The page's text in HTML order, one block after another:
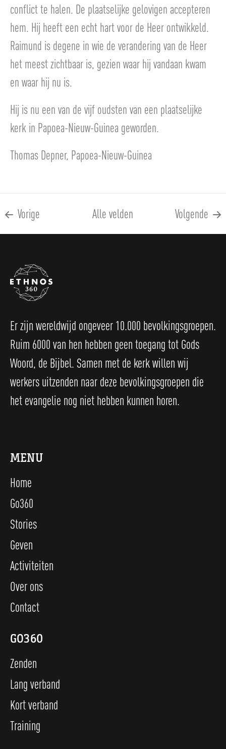
conflict te halen. De plaatselijke gelovigen accepteren
hem. Hij heeft een echt hart voor de Heer ontwikkeld.
Raimund is degene in wie de verandering van de Heer
het meest zichtbaar is, gezien waar hij vandaan kwam
en waar hij nu is.
Hij is nu een van de vijf oudsten van een plaatselijke
kerk in Papoea-Nieuw-Guinea geworden.
Thomas Depner, Papoea-Nieuw-Guinea
Vorige Alle velden Volgende
Er zijn wereldwijd ongeveer 10.000 bevolkingsgroepen.
Ruim 6000 van hen hebben geen toegang tot Gods
Woord, de Bijbel. Samen met de kerk willen wij
werkers uitzenden naar deze bevolkingsgroepen die
het evangelie nog niet hebben kunnen horen.
MENU
Home
Go360
Stories
Geven
Activiteiten
Over ons
Contact
GO360
Zenden
Lang verband
Kort verband
Training